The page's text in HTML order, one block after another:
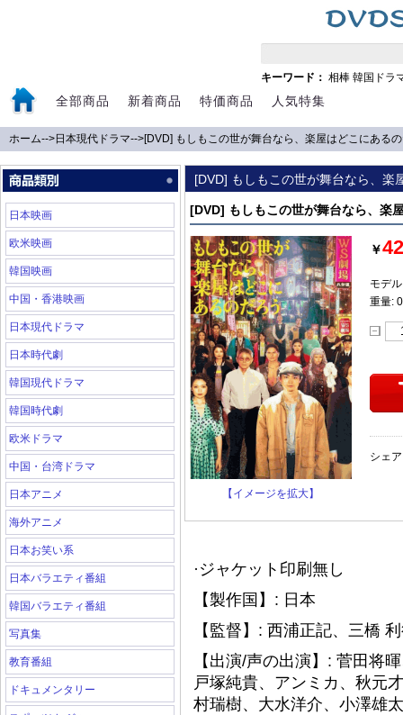
キーワード： 相棒 韓国ドラ
全部商品 新着商品 特価商品 人気特集
ホーム-->日本現代ドラマ-->[DVD] もしもこの世が舞台なら、楽屋はどこにある
日本映画
欧米映画
韓国映画
中国・香港映画
日本現代ドラマ
日本時代劇
韓国現代ドラマ
韓国時代劇
欧米ドラマ
中国・台湾ドラマ
日本アニメ
海外アニメ
日本お笑い系
日本バラエティ番組
韓国バラエティ番組
写真集
教育番組
ドキュメンタリー
[DVD] もしもこの世が舞台なら、楽
[DVD] もしもこの世が舞台なら、楽
【イメージを拡大】
￥
モデ
重量:
シェ
·ジャケット印刷無し
【製作国】: 日本
【監督】: 西浦正記、三橋
【出演/声の出演】: 菅田将
戸塚純貴、アンミカ、秋元
村瑞樹、大水洋介、小澤雄